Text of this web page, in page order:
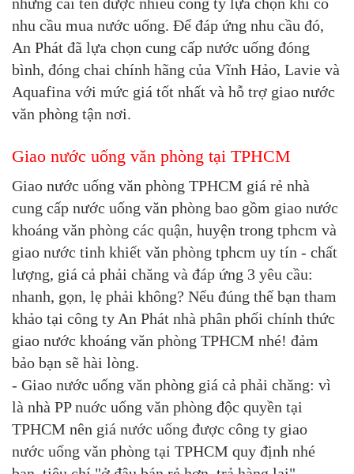
nhu cầu mua nước uống. Để đáp ứng nhu cầu đó,
An Phát đã lựa chọn cung cấp nước uống đóng
bình, đóng chai chính hãng của Vĩnh Hảo, Lavie và
Aquafina với mức giá tốt nhất và hỗ trợ giao nước
văn phòng tận nơi.
Giao nước uống văn phòng tại TPHCM
Giao nước uống văn phòng TPHCM giá rẻ nhà
cung cấp nước uống văn phòng bao gồm giao nước
khoáng văn phòng các quận, huyện trong tphcm và
giao nước tinh khiết văn phòng tphcm uy tín - chất
lượng, giá cả phải chăng và đáp ứng 3 yêu cầu:
nhanh, gọn, lẹ phải không? Nếu đúng thế bạn tham
khảo tại công ty An Phát nhà phân phối chính thức
giao nước khoáng văn phòng TPHCM nhé! đảm
bảo bạn sẽ hài lòng.
- Giao nước uống văn phòng giá cả phải chăng: vì
là nhà PP nuớc uống văn phòng độc quyền tại
TPHCM nên giá nước uống được công ty giao
nước uống văn phòng tại TPHCM quy định nhé